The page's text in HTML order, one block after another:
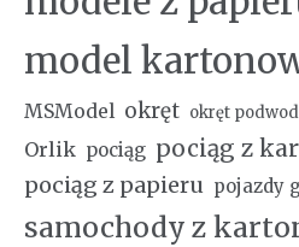
model
MSModel okręt okręt
Orlik pociąg pociąg z
pociąg z papieru pojazdy
samochody z